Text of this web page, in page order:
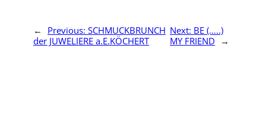
← Previous: SCHMUCKBRUNCH
der JUWELIERE a.E.KÖCHERT
Next: BE (…..)
MY FRIEND
→